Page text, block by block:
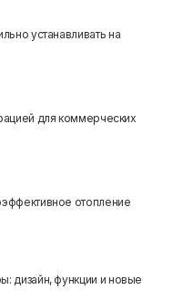
устанавливать на
для коммерческих
отопление
дизайн, функции и новые